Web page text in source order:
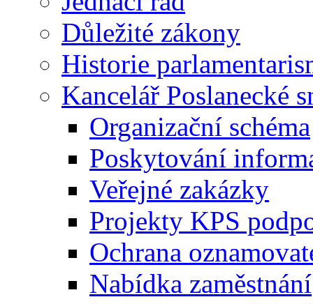
Důležité zákony
Historie
Kancelář Poslanecké
Organizační schéma
Poskytování
Veřejné zakázky
Projekty KPS
Ochrana
Nabídka zaměstnání